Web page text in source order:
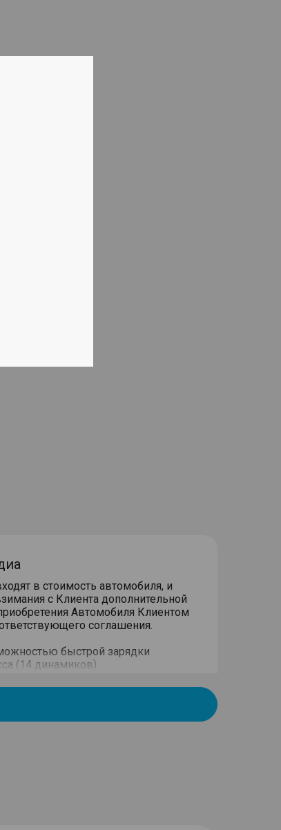
в стоимость автомобиля, и
с Клиента дополнительной
Автомобиля Клиентом
соглашения.
быстрой зарядки
(14 динамиков)
дисплей 12.3"
в панели приборов 12.3"